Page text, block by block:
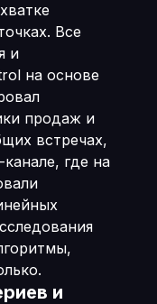
Все
и
на основе
продаж и
встречах,
где на
и